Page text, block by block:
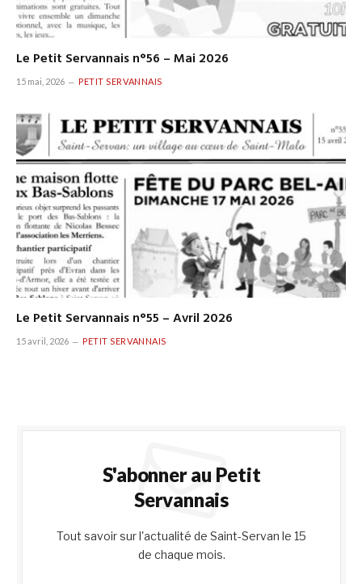
Le Petit Servannais n°56 – Mai 2026
15 mai, 2026 PETIT SERVANNAIS
Le Petit Servannais n°55 – Avril 2026
15 avril, 2026 PETIT SERVANNAIS
S'abonner au Petit
Servannais
Tout savoir sur l'actualité de Saint-Servan le 15
de chaque mois.